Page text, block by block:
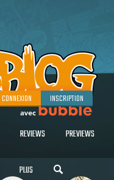
CONNEXION INSCRIPTION
REVIEWS PREVIEWS
PLUS